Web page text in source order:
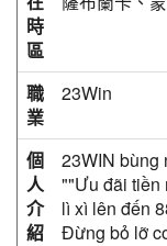
時
區
職
業
23Win
個
人
介
紹
23WIN bùng
""Ưu đãi tiền
lì xì lên đến
Đừng bỏ lỡ